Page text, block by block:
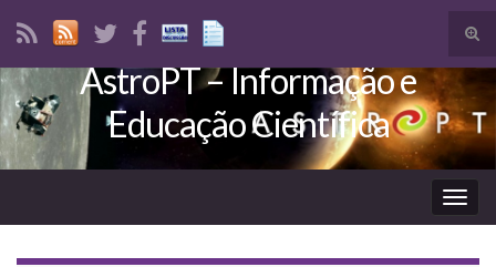
Search for:
AstroPT – Informação e
Educação Científica